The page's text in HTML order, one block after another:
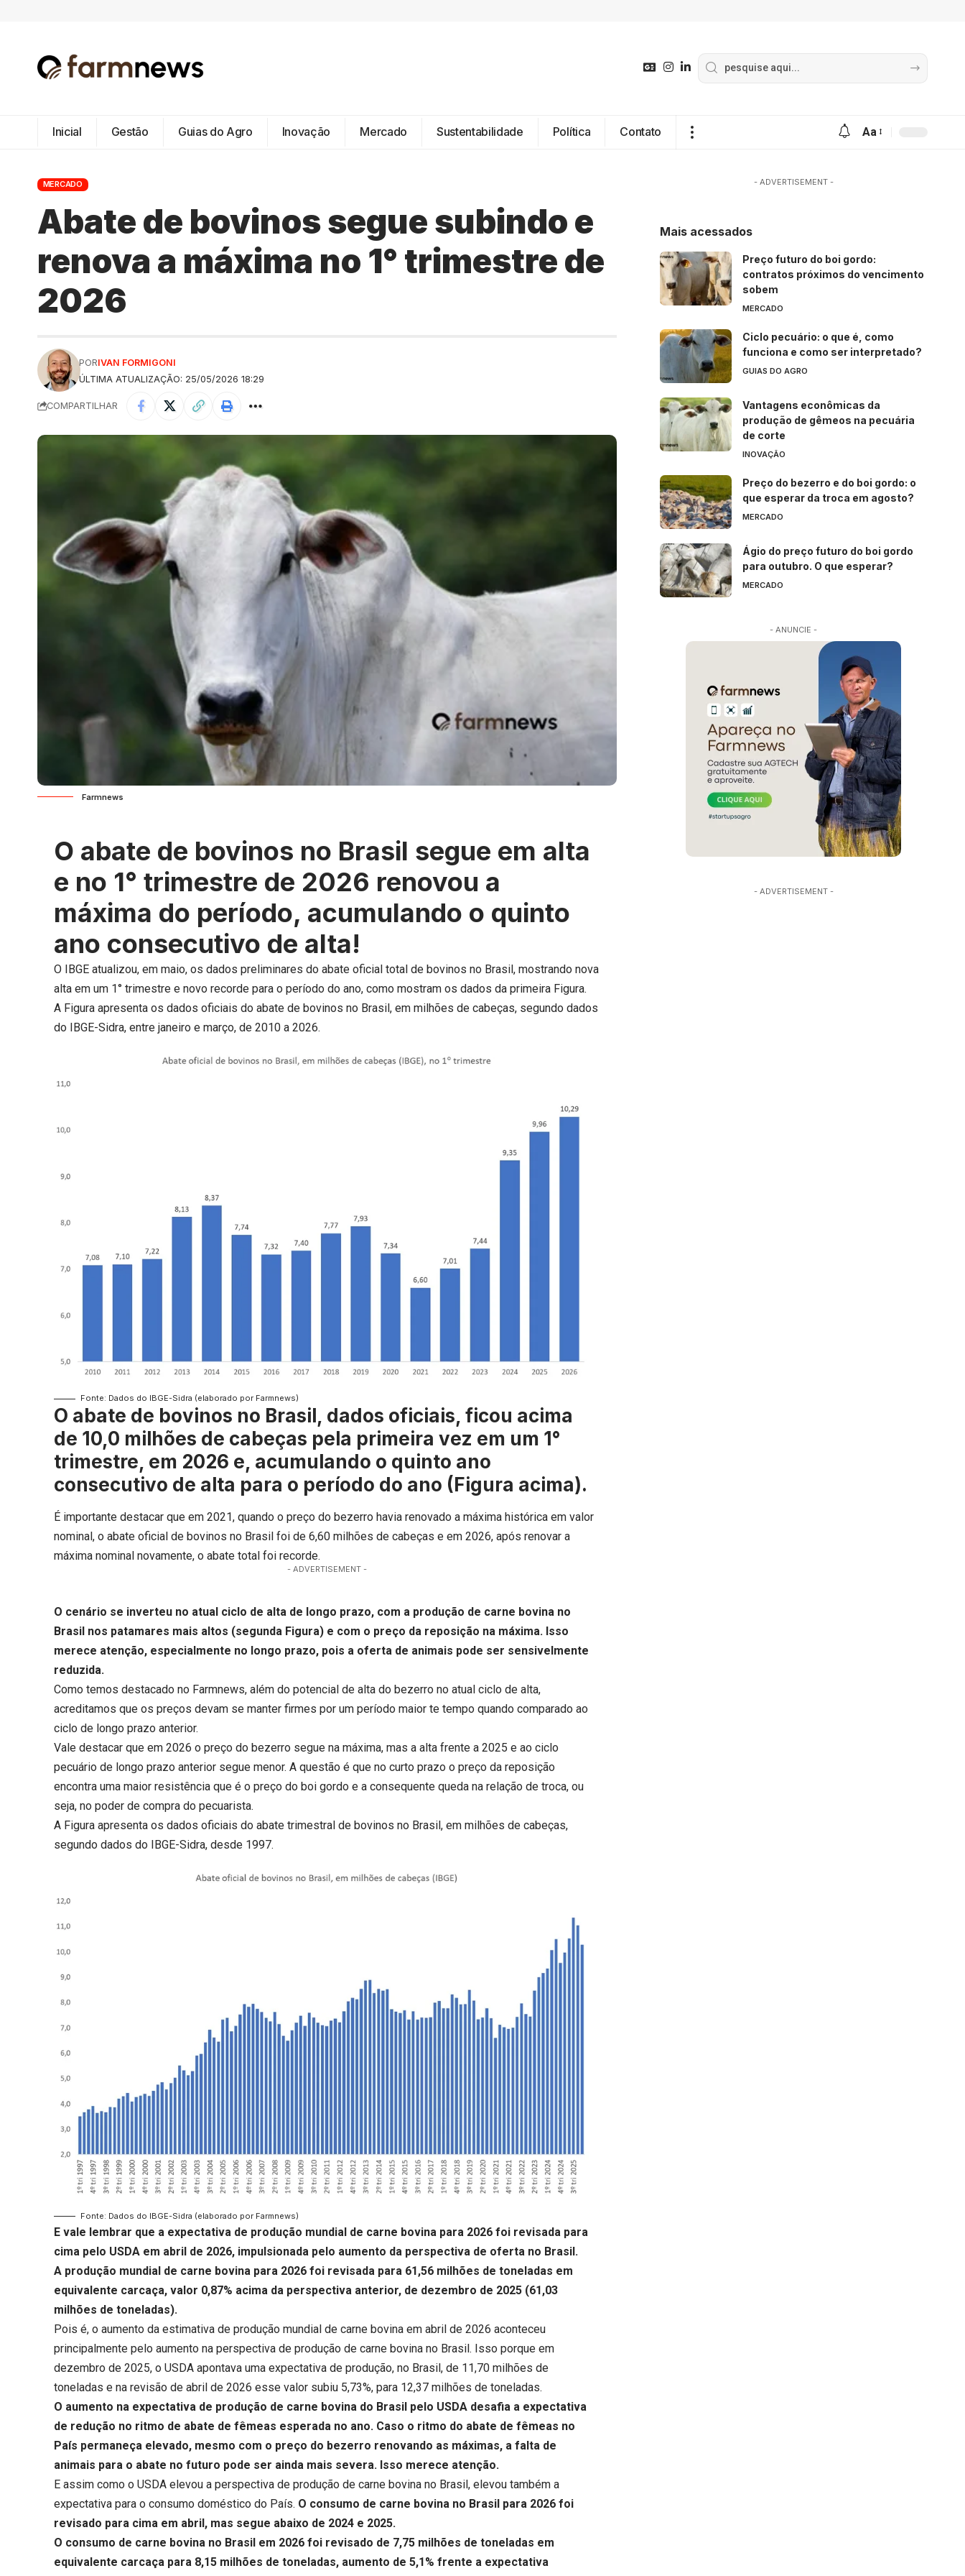
Inicial Gestão Guias do Agro Inovação Mercado Sustentabilidade Política Contato Aa
MERCADO
Abate de bovinos segue subindo e
renova a máxima no 1° trimestre de
2026
ÚLTIMA ATUALIZAÇÃO: 25/05/2026 18:29
PORIVAN FORMIGONI
COMPARTILHAR
Farmnews
O abate de bovinos no Brasil segue em alta
e no 1° trimestre de 2026 renovou a
máxima do período, acumulando o quinto
ano consecutivo de alta!
O IBGE atualizou, em maio, os dados preliminares do abate oficial total de bovinos no Brasil, mostrando nova
alta em um 1° trimestre e novo recorde para o período do ano, como mostram os dados da primeira Figura.
A Figura apresenta os dados oficiais do abate de bovinos no Brasil, em milhões de cabeças, segundo dados
do IBGE-Sidra, entre janeiro e março, de 2010 a 2026.
Fonte: Dados do IBGE-Sidra (elaborado por Farmnews)
O abate de bovinos no Brasil, dados oficiais, ficou acima
de 10,0 milhões de cabeças pela primeira vez em um 1°
trimestre, em 2026 e, acumulando o quinto ano
consecutivo de alta para o período do ano (Figura acima).
É importante destacar que em 2021, quando opreço do bezerro havia renovado a máxima histórica em valor
nominal, o abate oficial de bovinos no Brasil foi de 6,60 milhões de cabeças e em 2026, após renovar a
máxima nominal novamente, o abate total foi recorde.
- ADVERTISEMENT -
O cenário se inverteu no atual ciclo de alta de longo prazo, com a produção de carne bovina no
Brasil nos patamares mais altos (segunda Figura) e com o preço da reposição na máxima. Isso
merece atenção, especialmente no longo prazo, pois a oferta de animais pode ser sensivelmente
reduzida.
Como temos destacado no Farmnews, além do potencial de alta do bezerro no atual ciclo de alta,
acreditamos que os preços devam se manter firmes por um período maior te tempo quando comparado ao
ciclo de longo prazo anterior.
Vale destacar que em 2026 o preço do bezerro segue na máxima, mas a alta frente a 2025 e ao ciclo
pecuário de longo prazo anterior segue menor. A questão é que no curto prazo o preço da reposição
encontra uma maior resistência que é o preço do boi gordo e a consequente queda narelação de troca, ou
seja, no poder de compra do pecuarista.
A Figura apresenta os dados oficiais do abate trimestral de bovinos no Brasil, em milhões de cabeças,
segundo dados do IBGE-Sidra, desde 1997.
Fonte: Dados do IBGE-Sidra (elaborado por Farmnews)
E vale lembrar que a expectativa de produção mundial de carne bovina para 2026 foi revisada para
cima pelo USDA em abril de 2026, impulsionada pelo aumento da perspectiva de oferta no Brasil.
A produção mundial de carne bovina para 2026 foi revisada para 61,56 milhões de toneladas em
equivalente carcaça, valor 0,87% acima da perspectiva anterior, de dezembro de 2025 (61,03
milhões de toneladas).
Pois é, o aumento da estimativa de produção mundial de carne bovina em abril de 2026 aconteceu
principalmente pelo aumento na perspectiva de produção de carne bovina no Brasil. Isso porque em
dezembro de 2025, o USDA apontava uma expectativa de produção, no Brasil, de 11,70 milhões de
toneladas e na revisão de abril de 2026 esse valor subiu 5,73%, para 12,37 milhões de toneladas.
O aumento na expectativa de produção de carne bovina do Brasil pelo USDA desafia a expectativa
de redução no ritmo de abate de fêmeas esperada no ano. Caso o ritmo do abate de fêmeas no
País permaneça elevado, mesmo com o preço do bezerro renovando as máximas, a falta de
animais para o abate no futuro pode ser ainda mais severa. Isso merece atenção.
E assim como o USDA elevou a perspectiva de produção de carne bovina no Brasil, elevou também a
expectativa para o consumo doméstico do País. O consumo de carne bovina no Brasil para 2026 foi
revisado para cima em abril, mas segue abaixo de 2024 e 2025.
O consumo de carne bovina no Brasil em 2026 foi revisado de 7,75 milhões de toneladas em
equivalente carcaça para 8,15 milhões de toneladas, aumento de 5,1% frente a expectativa
- ADVERTISEMENT -
Mais acessados
Preço futuro do boi gordo:
contratos próximos do vencimento
sobem
MERCADO
Ciclo pecuário: o que é, como
funciona e como ser interpretado?
GUIAS DO AGRO
Vantagens econômicas da
produção de gêmeos na pecuária
de corte
INOVAÇÃO
Preço do bezerro e do boi gordo: o
que esperar da troca em agosto?
MERCADO
Ágio do preço futuro do boi gordo
para outubro. O que esperar?
MERCADO
- ANUNCIE -
- ADVERTISEMENT -